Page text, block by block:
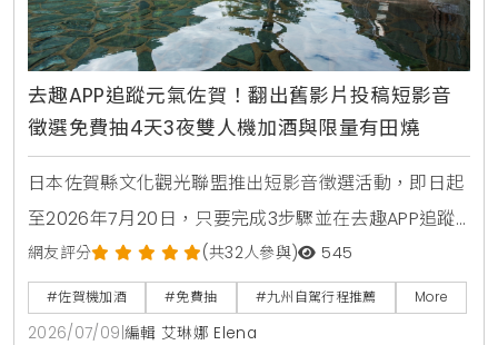
去趣APP追蹤元氣佐賀！翻出舊影片投稿短影音
徵選免費抽4天3夜雙人機加酒與限量有田燒
日本佐賀縣文化觀光聯盟推出短影音徵選活動，即日起
至2026年7月20日，只要完成3步驟並在去趣APP追蹤
官方帳號，就有機會獲得佐賀4天3夜雙人機加酒大獎，
沒去過佐賀也能參加。
網友評分 (共32人參與) 545
#佐賀機加酒 #免費抽 #九州自駕行程推薦 More
2026/07/09 編輯 艾琳娜 Elena